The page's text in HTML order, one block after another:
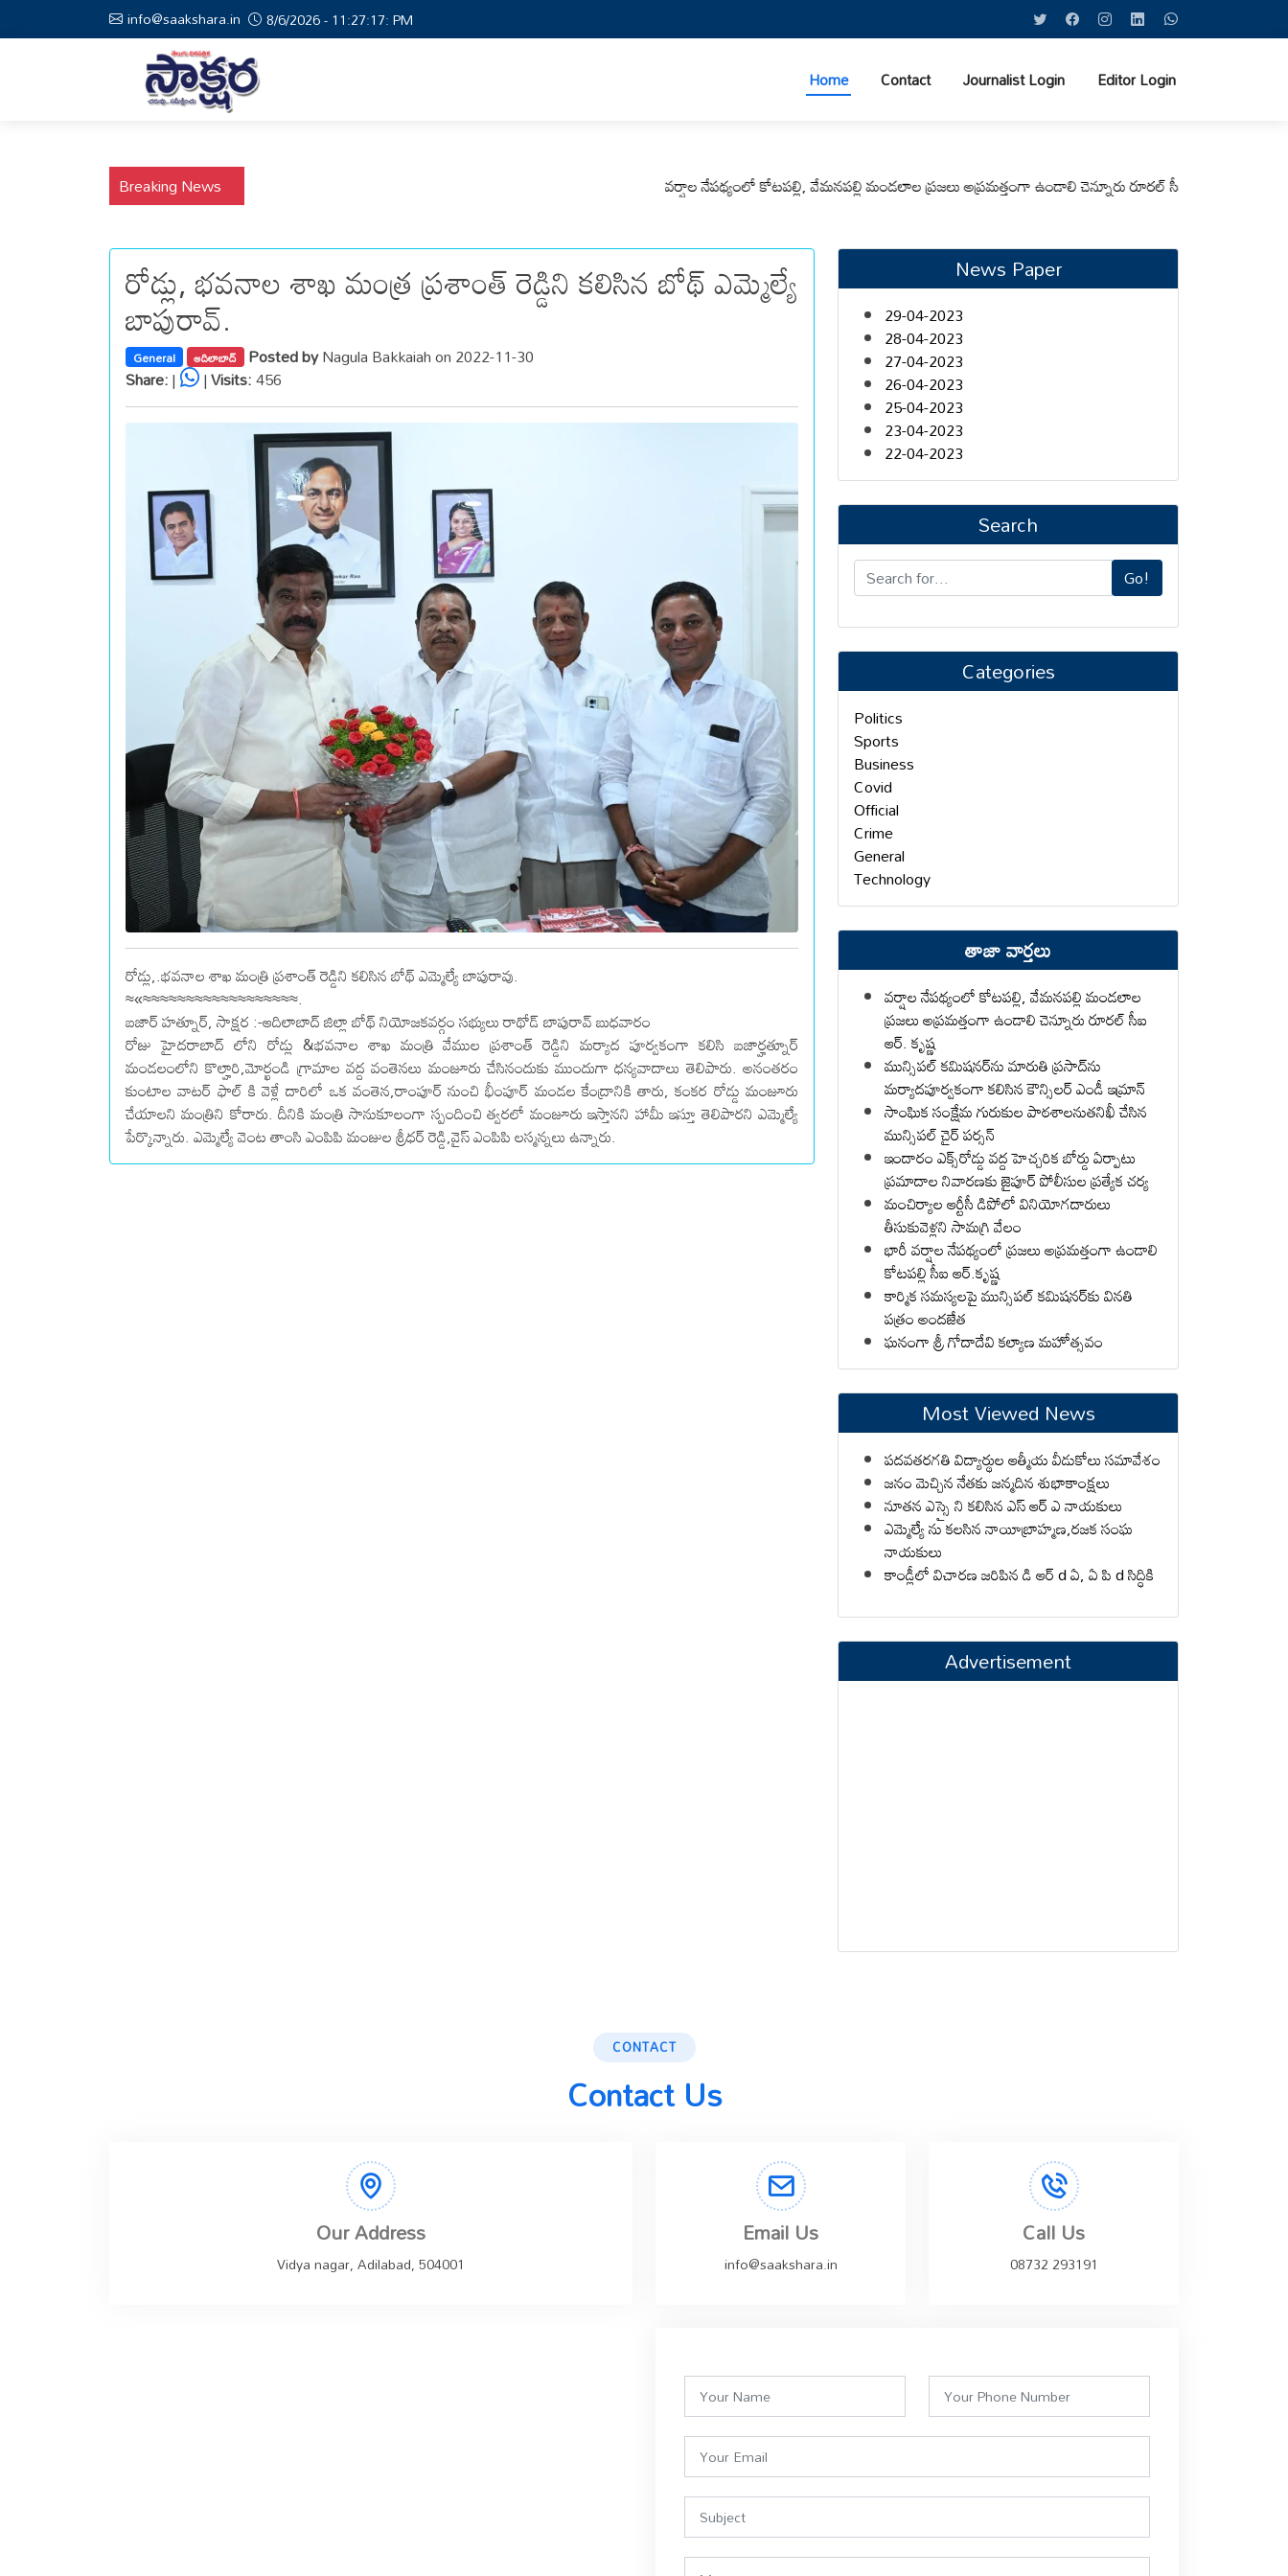
info@saakshara.in 8/6/2026 - 11:27:18: PM
Home Contact Journalist Login Editor Login
Breaking News వర్షాల నేపథ్యంలో కోటపల్లి, వేమనపల్లి మండలాల ప్రజలు అప్రమత్తంగా ఉండాలి చెన్నూరు రూరల్ సీఐ ఆర్. కృష్ణ
రోడ్లు, భవనాల శాఖ మంత్ర ప్రశాంత్ రెడ్డిని కలిసిన బోథ్ ఎమ్మెల్యే
బాపురావ్.
General ఆదిలాబాద్ Posted byNagula Bakkaiah on 2022-11-30
Share:| |Visits:456
రోడ్లు,.భవనాల శాఖ మంత్రి ప్రశాంత్ రెడ్డిని కలిసిన బోథ్ ఎమ్మెల్యే బాపురావు.
≈«≈≈≈≈≈≈≈≈≈≈≈≈≈≈≈≈≈≈.
బజార్ హత్నూర్, సాక్షర :-ఆదిలాబాద్ జిల్లా బోథ్ నియోజకవర్గం సభ్యులు రాథోడ్ బాపురావ్ బుధవారం
రోజు హైదరాబాద్ లోని రోడ్లు &భవనాల శాఖ మంత్రి వేముల ప్రశాంత్ రెడ్డిని మర్యాద పూర్వకంగా కలిసి బజార్హత్నూర్
మండలంలోని కొల్హారి,మోర్ఖండి గ్రామాల వద్ద వంతెనలు మంజూరు చేసినందుకు ముందుగా ధన్యవాదాలు తెలిపారు. అనంతరం
కుంటాల వాటర్ ఫాల్ కి వెళ్లే దారిలో ఒక వంతెన,రాంపూర్ నుంచి భీంపూర్ మండల కేంద్రానికి తారు, కంకర రోడ్డు మంజూరు
చేయాలని మంత్రిని కోరారు. దీనికి మంత్రి సానుకూలంగా స్పందించి త్వరలో మంజూరు ఇస్తానని హామీ ఇస్తూ తెలిపారని ఎమ్మెల్యే
పేర్కొన్నారు. ఎమ్మెల్యే వెంట తాంసి ఎంపిపి మంజుల శ్రీధర్ రెడ్డి,వైస్ ఎంపిపి లస్మన్నలు ఉన్నారు.
News Paper
29-04-2023
28-04-2023
27-04-2023
26-04-2023
25-04-2023
23-04-2023
22-04-2023
Search
Go!
Categories
Politics
Sports
Business
Covid
Official
Crime
General
Technology
తాజా వార్తలు
వర్షాల నేపథ్యంలో కోటపల్లి, వేమనపల్లి మండలాల
ప్రజలు అప్రమత్తంగా ఉండాలి చెన్నూరు రూరల్ సీఐ
ఆర్. కృష్ణ
మున్సిపల్ కమిషనర్‌ను మారుతి ప్రసాద్‌ను
మర్యాదపూర్వకంగా కలిసిన కౌన్సిలర్ ఎండీ ఇమ్రాన్ ​
సాంఘిక సంక్షేమ గురుకుల పాఠశాలనుతనిఖీ చేసిన
మున్సిపల్ చైర్ పర్సన్
ఇందారం ఎక్స్‌రోడ్డు వద్ద హెచ్చరిక బోర్డు ఏర్పాటు
ప్రమాదాల నివారణకు జైపూర్ పోలీసుల ప్రత్యేక చర్య
మంచిర్యాల ఆర్టీసీ డిపోలో వినియోగదారులు
తీసుకువెళ్లని సామగ్రి వేలం
భారీ వర్షాల నేపథ్యంలో ప్రజలు అప్రమత్తంగా ఉండాలి
కోటపల్లి సీఐ ఆర్.కృష్ణ
కార్మిక సమస్యలపై మున్సిపల్ కమిషనర్‌కు వినతి
పత్రం అందజేత
ఘనంగా శ్రీ గోదాదేవి కల్యాణ మహోత్సవం
Most Viewed News
పదవతరగతి విద్యార్థుల ఆత్మీయ వీడుకోలు సమావేశం
జనం మెచ్చిన నేతకు జన్మదిన శుభాకాంక్షలు
నూతన ఎస్సై ని కలిసిన ఎస్ ఆర్ ఎ నాయకులు
ఎమ్మెల్యే ను కలసిన నాయీబ్రాహ్మణ,రజక సంఘ
నాయకులు
కాండ్లీలో విచారణ జరిపిన డి ఆర్ d ఏ, ఏ పి d సిద్ధికి
Advertisement
CONTACT
Contact Us
Our Address
Vidya nagar, Adilabad, 504001
Email Us
info@saakshara.in
Call Us
08732 293191